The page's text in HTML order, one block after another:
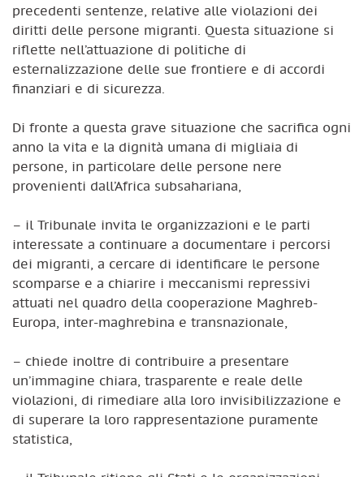
precedenti sentenze, relative alle violazioni dei
diritti delle persone migranti. Questa situazione si
riflette nell’attuazione di politiche di
esternalizzazione delle sue frontiere e di accordi
finanziari e di sicurezza.
Di fronte a questa grave situazione che sacrifica ogni
anno la vita e la dignità umana di migliaia di
persone, in particolare delle persone nere
provenienti dall’Africa subsahariana,
– il Tribunale invita le organizzazioni e le parti
interessate a continuare a documentare i percorsi
dei migranti, a cercare di identificare le persone
scomparse e a chiarire i meccanismi repressivi
attuati nel quadro della cooperazione Maghreb-
Europa, inter-maghrebina e transnazionale,
– chiede inoltre di contribuire a presentare
un’immagine chiara, trasparente e reale delle
violazioni, di rimediare alla loro invisibilizzazione e
di superare la loro rappresentazione puramente
statistica,